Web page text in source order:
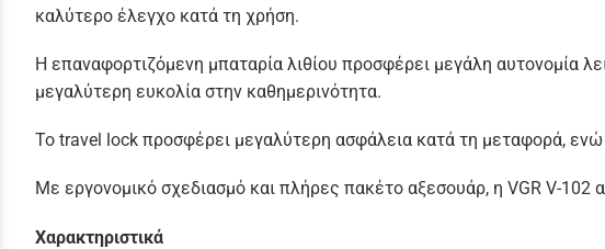
καλύτερο έλεγχο κατά τη χρήση.
Η επαναφορτιζόμενη μπαταρία λιθίου προσφέρει μεγάλη αυτονομία
μεγαλύτερη ευκολία στην καθημερινότητα.
Το travel lock προσφέρει μεγαλύτερη ασφάλεια κατά τη μεταφορά,
Με εργονομικό σχεδιασμό και πλήρες πακέτο αξεσουάρ, η VGR V-
Χαρακτηριστικά